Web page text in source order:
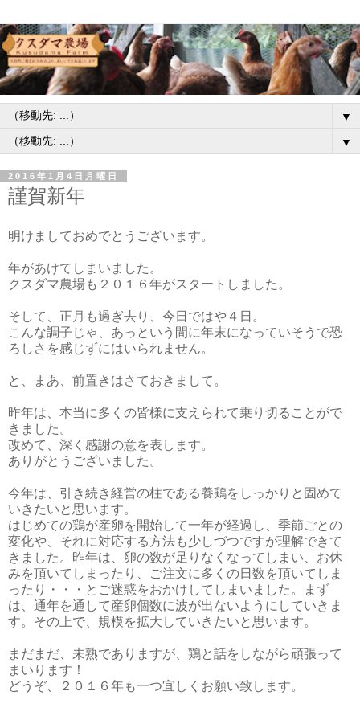
▼
▼
2016年1月4日月曜日
謹賀新年
明けましておめでとうございます。
年があけてしまいました。
クスダマ農場も２０１６年がスタートしました。
そして、正月も過ぎ去り、今日ではや４日。
こんな調子じゃ、あっという間に年末になっていそうで恐
ろしさを感じずにはいられません。
と、まあ、前置きはさておきまして。
昨年は、本当に多くの皆様に支えられて乗り切ることがで
きました。
改めて、深く感謝の意を表します。
ありがとうございました。
今年は、引き続き経営の柱である養鶏をしっかりと固めて
いきたいと思います。
はじめての鶏が産卵を開始して一年が経過し、季節ごとの
変化や、それに対応する方法も少しづつですが理解できて
きました。昨年は、卵の数が足りなくなってしまい、お休
みを頂いてしまったり、ご注文に多くの日数を頂いてしま
ったり・・・とご迷惑をおかけしてしまいました。まず
は、通年を通して産卵個数に波が出ないようにしていきま
す。その上で、規模を拡大していきたいと思います。
まだまだ、未熟でありますが、鶏と話をしながら頑張って
まいります！
どうぞ、２０１６年も一つ宜しくお願い致します。